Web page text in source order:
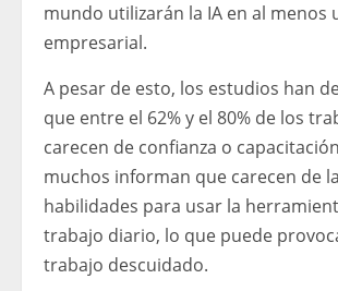
mundo utilizarán la IA en al menos
empresarial.
A pesar de esto, los estudios han
que entre el 62% y el 80% de los
carecen de confianza o
muchos informan que carecen de
habilidades para usar la
trabajo diario, lo que puede
trabajo descuidado.